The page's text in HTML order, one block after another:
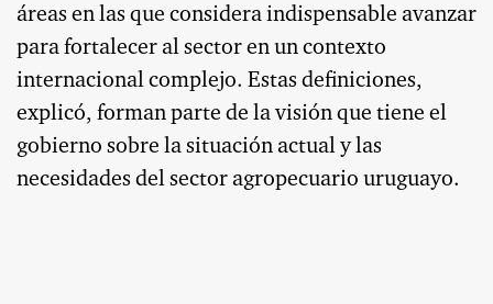
áreas en las que considera indispensable avanzar
para fortalecer al sector en un contexto
internacional complejo. Estas definiciones,
explicó, forman parte de la visión que tiene el
gobierno sobre la situación actual y las
necesidades del sector agropecuario uruguayo.